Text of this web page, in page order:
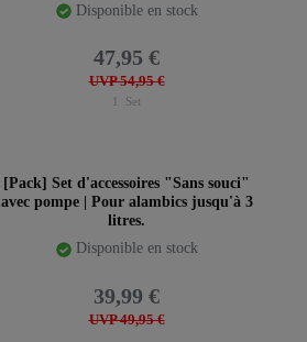
Disponible en stock
UVP 54,95 €
47,95 €
1 Set
[Pack] Set d'accessoires "Sans souci"
avec pompe | Pour alambics jusqu'à 3
litres.
Disponible en stock
UVP 49,95 €
39,99 €